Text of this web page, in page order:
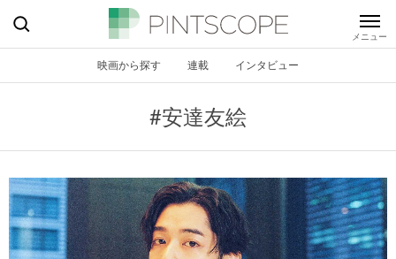
映画から探す 連載 インタビュー
#安達友絵